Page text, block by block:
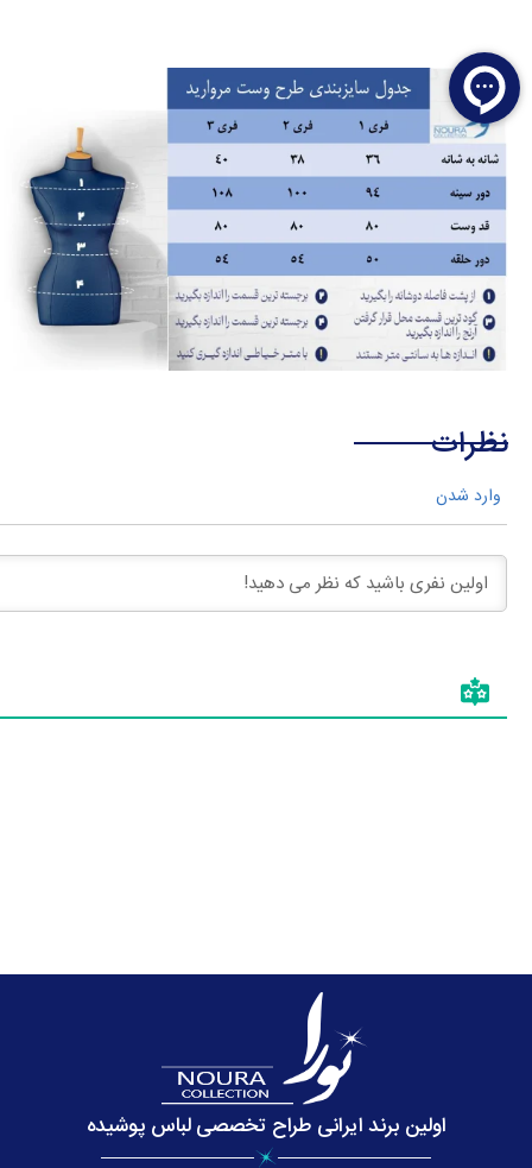
نظرات
وارد شدن
اولین برند ایرانی طراح تخصصی لباس پوشیده